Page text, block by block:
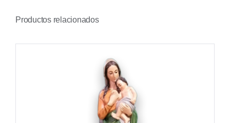
Productos relacionados